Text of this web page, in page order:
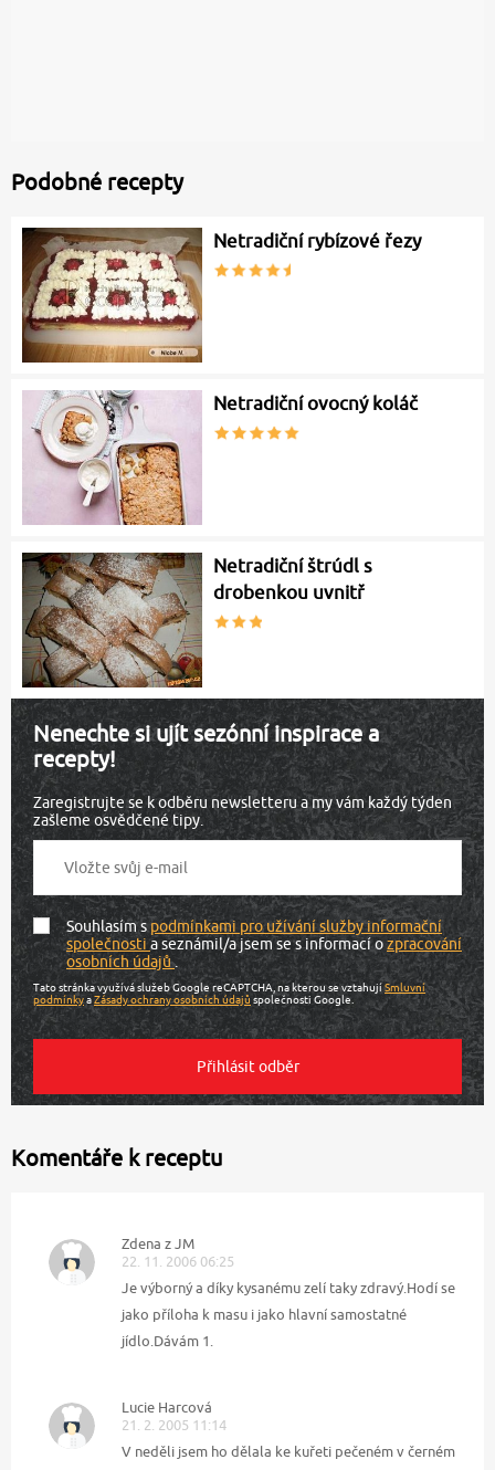
Podobné recepty
Netradiční rybízové řezy
Netradiční ovocný koláč
Netradiční štrúdl s
drobenkou uvnitř
Nenechte si ujít sezónní inspirace a
recepty!
Zaregistrujte se k odběru newsletteru a my vám každý týden
zašleme osvědčené tipy.
Souhlasím spodmínkami pro užívání služby informační
společnostia seznámil/a jsem se s informací ozpracování
osobních údajů.
Tato stránka využívá služeb Google reCAPTCHA, na kterou se vztahujíSmluvní
podmínkyaZásady ochrany osobních údajů společnosti Google.
Komentáře k receptu
Zdena z JM
22. 11. 2006 06:25
Je výborný a díky kysanému zelí taky zdravý.Hodí se
jako příloha k masu i jako hlavní samostatné
jídlo.Dávám 1.
Lucie Harcová
21. 2. 2005 11:14
V neděli jsem ho dělala ke kuřeti pečeném v černém